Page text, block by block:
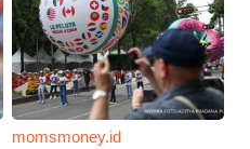
momsmoney.id